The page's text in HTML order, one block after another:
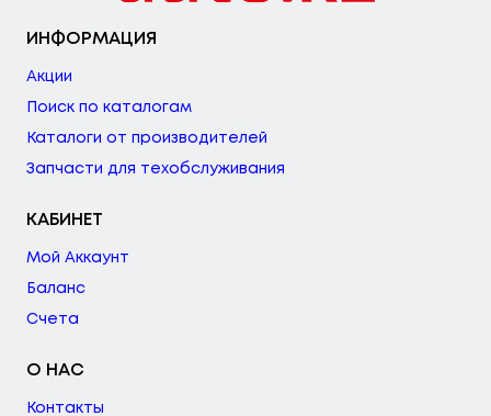
ИНФОРМАЦИЯ
Акции
Поиск по каталогам
Каталоги от производителей
Запчасти для техобслуживания
КАБИНЕТ
Мой Аккаунт
Баланс
Счета
О НАС
Контакты